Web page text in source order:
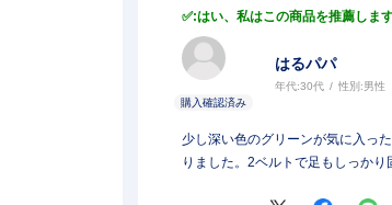
:はい、私はこの商品を推薦します
はるパパ
年代:30代 性別:男性
少し深い色のグリーンが気に入っ
りました。2ベルトで足もしっかり